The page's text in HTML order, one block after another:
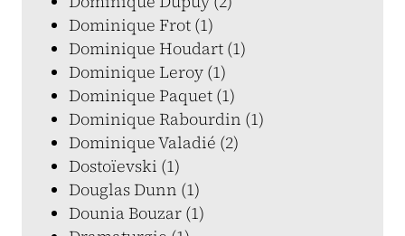
Dominique Frot (1)
Dominique Houdart (1)
Dominique Leroy (1)
Dominique Paquet (1)
Dominique Rabourdin (1)
Dominique Valadié (2)
Dostoïevski (1)
Douglas Dunn (1)
Dounia Bouzar (1)